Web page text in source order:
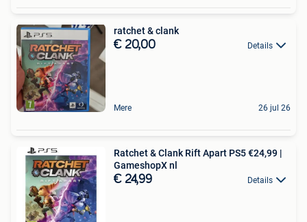
ratchet & clank
€ 20,00 Details
Mere 26 jul 26
Ratchet & Clank Rift Apart PS5 €24,99 |
GameshopX nl
€ 24,99 Details